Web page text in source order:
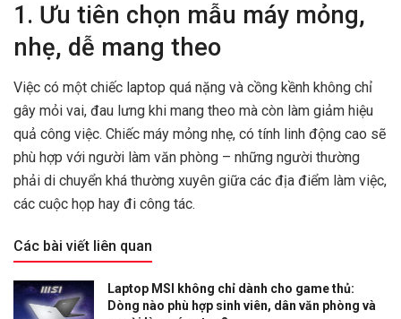
1. Ưu tiên chọn mẫu máy mỏng,
nhẹ, dễ mang theo
Việc có một chiếc laptop quá nặng và cồng kềnh không chỉ
gây mỏi vai, đau lưng khi mang theo mà còn làm giảm hiệu
quả công việc. Chiếc máy mỏng nhẹ, có tính linh động cao sẽ
phù hợp với người làm văn phòng – những người thường
phải di chuyển khá thường xuyên giữa các địa điểm làm việc,
các cuộc họp hay đi công tác.
Các bài viết liên quan
Laptop MSI không chỉ dành cho game thủ:
Dòng nào phù hợp sinh viên, dân văn phòng và